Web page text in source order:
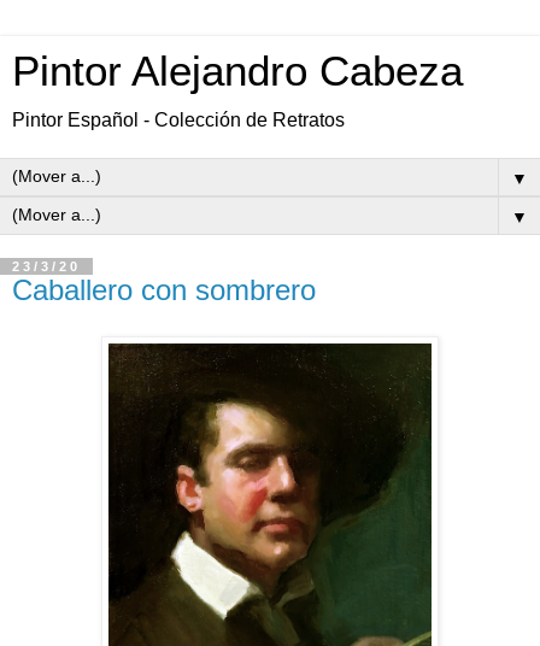
Pintor Alejandro Cabeza
Pintor Español - Colección de Retratos
▼
▼
23/3/20
Caballero con sombrero